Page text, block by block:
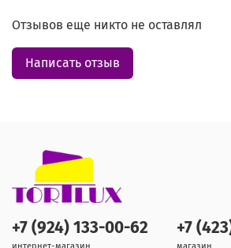
Отзывов еще никто не оставлял
Написать отзыв
+7 (924) 133-00-62
интернет-магазин
+7
магазин